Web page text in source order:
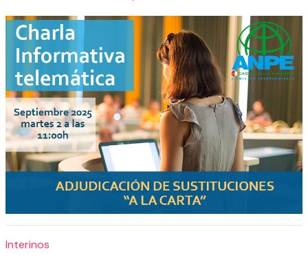
Interinos